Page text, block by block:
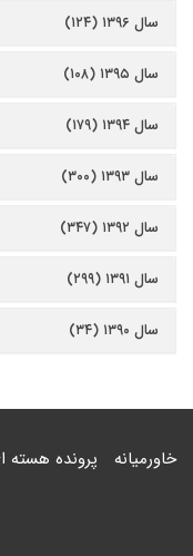
سال ۱۳۹۶ (۱۲۴)
سال ۱۳۹۵ (۱۰۸)
سال ۱۳۹۴ (۱۷۹)
سال ۱۳۹۳ (۳۰۰)
سال ۱۳۹۲ (۳۴۷)
سال ۱۳۹۱ (۲۹۹)
سال ۱۳۹۰ (۳۴)
خاورمیانه پرونده هسته